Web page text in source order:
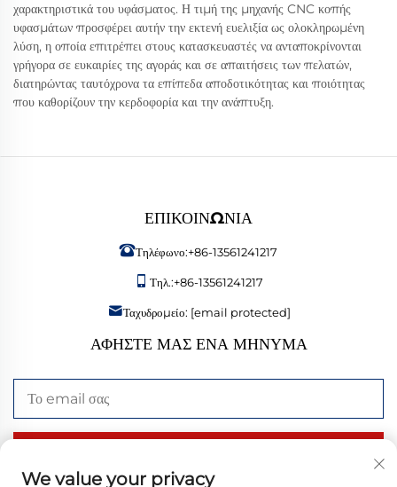
χαρακτηριστικά του υφάσματος. Η τιμή της μηχανής CNC κοπής
υφασμάτων προσφέρει αυτήν την εκτενή ευελιξία ως ολοκληρωμένη
λύση, η οποία επιτρέπει στους κατασκευαστές να ανταποκρίνονται
γρήγορα σε ευκαιρίες της αγοράς και σε απαιτήσεις των πελατών,
διατηρώντας ταυτόχρονα τα επίπεδα αποδοτικότητας και ποιότητας
που καθορίζουν την κερδοφορία και την ανάπτυξη.
ΕΠΙΚΟΙΝΩΝΊΑ
Τηλέφωνο:+86-13561241217
Τηλ.:+86-13561241217
Ταχυδρομείο: [email protected]
ΑΦΉΣΤΕ ΜΑΣ ΈΝΑ ΜΉΝΥΜΑ
We value your privacy